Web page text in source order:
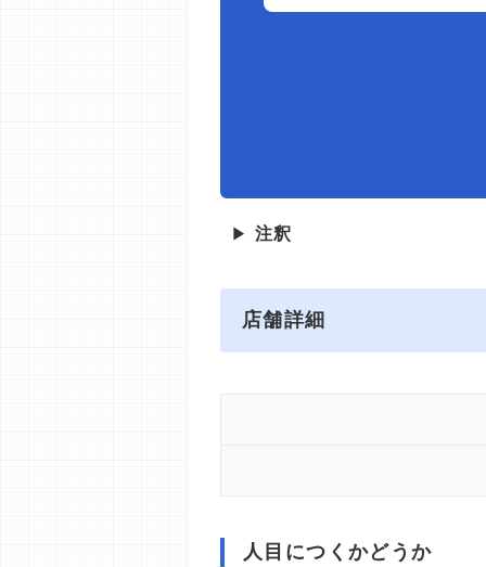
▶ 注釈
店舗詳細
人目につくかどうか